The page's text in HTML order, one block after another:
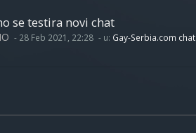
se testira novi chat
- 28 Feb 2021, 22:28 - u: Gay-Serbia.com chat